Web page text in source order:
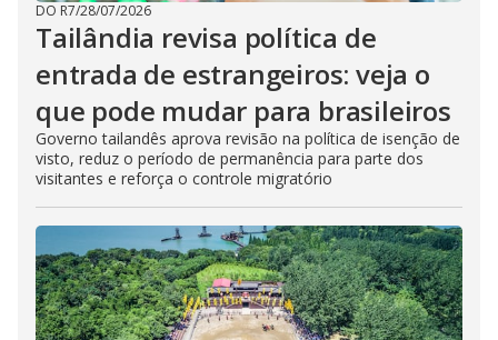
DO R7/28/07/2026
Tailândia revisa política de
entrada de estrangeiros: veja o
que pode mudar para brasileiros
Governo tailandês aprova revisão na política de isenção de
visto, reduz o período de permanência para parte dos
visitantes e reforça o controle migratório